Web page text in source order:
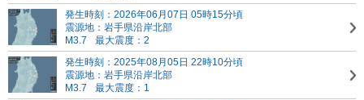
発生時刻：2026年06月07日 05時15分頃
震源地：岩手県沿岸北部
M3.7
最大震度：2
発生時刻：2025年08月05日 22時10分頃
震源地：岩手県沿岸北部
M3.7
最大震度：1